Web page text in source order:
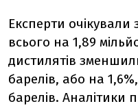
Експерти
всього на 1,89
дистилятів
барелів, або на
барелів. Аналітики